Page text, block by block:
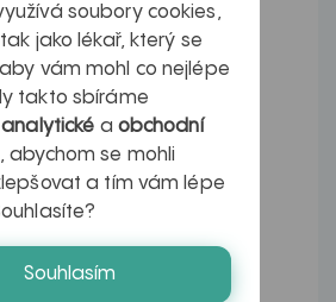
projevy jako...
rok me trápí pocit
občas mizí,...
A
SE DOZVĚDĚT, JAK BYCH
soubory cookies,
jako lékař, který se
vám mohl co nejlépe
takto sbíráme
analytické a obchodní
abychom se mohli
a tím vám lépe
Souhlasím